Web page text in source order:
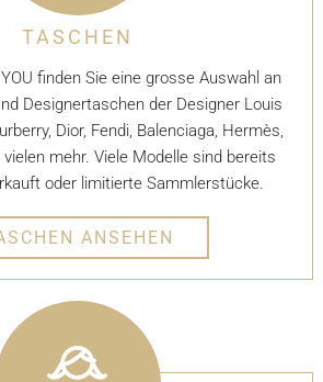
TASCHEN
finden Sie eine grosse Auswahl an
Designertaschen der Designer Louis
Dior, Fendi, Balenciaga, Hermès,
mehr. Viele Modelle sind bereits
oder limitierte Sammlerstücke.
ANSEHEN